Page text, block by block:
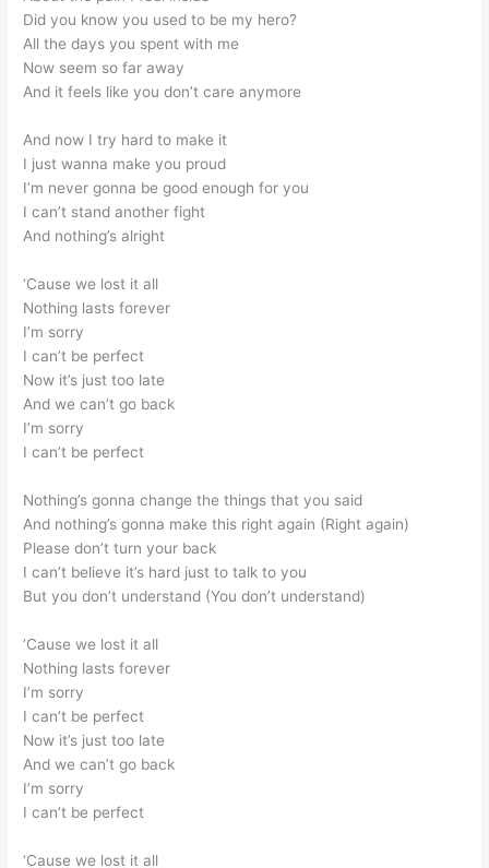
Did you know you used to be my hero?
All the days you spent with me
Now seem so far away
And it feels like you don’t care anymore
And now I try hard to make it
I just wanna make you proud
I’m never gonna be good enough for you
I can’t stand another fight
And nothing’s alright
‘Cause we lost it all
Nothing lasts forever
I’m sorry
I can’t be perfect
Now it’s just too late
And we can’t go back
I’m sorry
I can’t be perfect
Nothing’s gonna change the things that you said
And nothing’s gonna make this right again (Right again)
Please don’t turn your back
I can’t believe it’s hard just to talk to you
But you don’t understand (You don’t understand)
‘Cause we lost it all
Nothing lasts forever
I’m sorry
I can’t be perfect
Now it’s just too late
And we can’t go back
I’m sorry
I can’t be perfect
‘Cause we lost it all